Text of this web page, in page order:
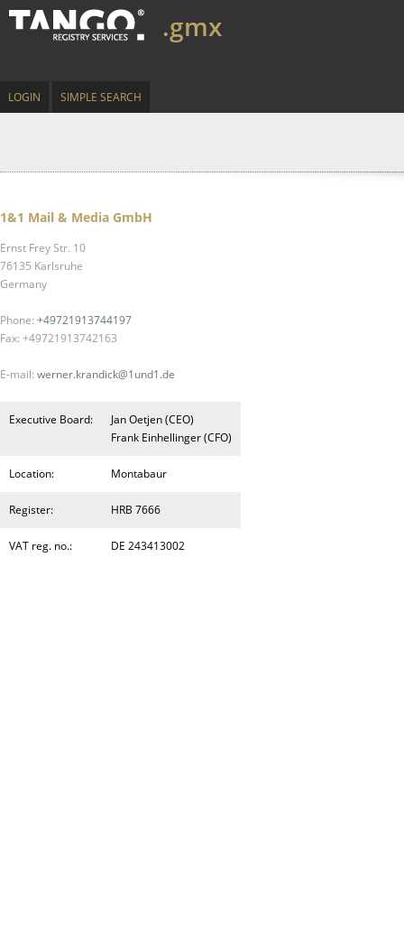
.gmx
LOGIN SIMPLE SEARCH
1&1 Mail & Media GmbH
Ernst Frey Str. 10
76135 Karlsruhe
Germany
Phone: +49721913744197
Fax: +49721913742163
E-mail: werner.krandick@1und1.de
Executive Board:
Jan Oetjen (CEO)
Frank Einhellinger (CFO)
Location: Montabaur
Register: HRB 7666
VAT reg. no.: DE 243413002